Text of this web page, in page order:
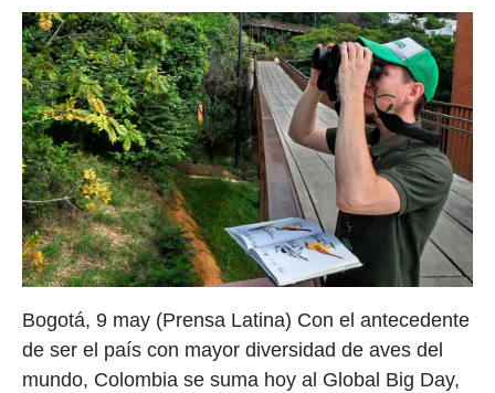
Bogotá, 9 may (Prensa Latina) Con el antecedente
de ser el país con mayor diversidad de aves del
mundo, Colombia se suma hoy al Global Big Day,